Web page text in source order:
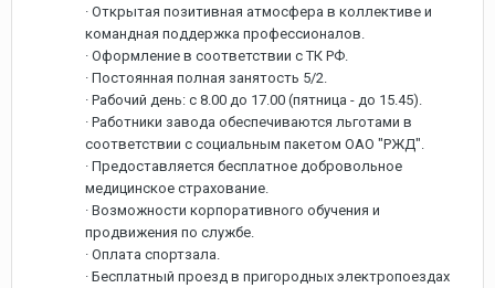
· Открытая позитивная атмосфера в коллективе и
командная поддержка профессионалов.
· Оформление в соответствии c ТК РФ.
· Постоянная полная занятость 5/2.
· Рабочий день: с 8.00 до 17.00 (пятница - до 15.45).
· Работники завода обеспечиваются льготами в
соответствии с социальным пакетом ОАО "РЖД".
· Предоставляется бесплатное добровольное
медицинское страхование.
· Возможности корпоративного обучения и
продвижения по службе.
· Оплата спортзала.
· Бесплатный проезд в пригородных электропоездах